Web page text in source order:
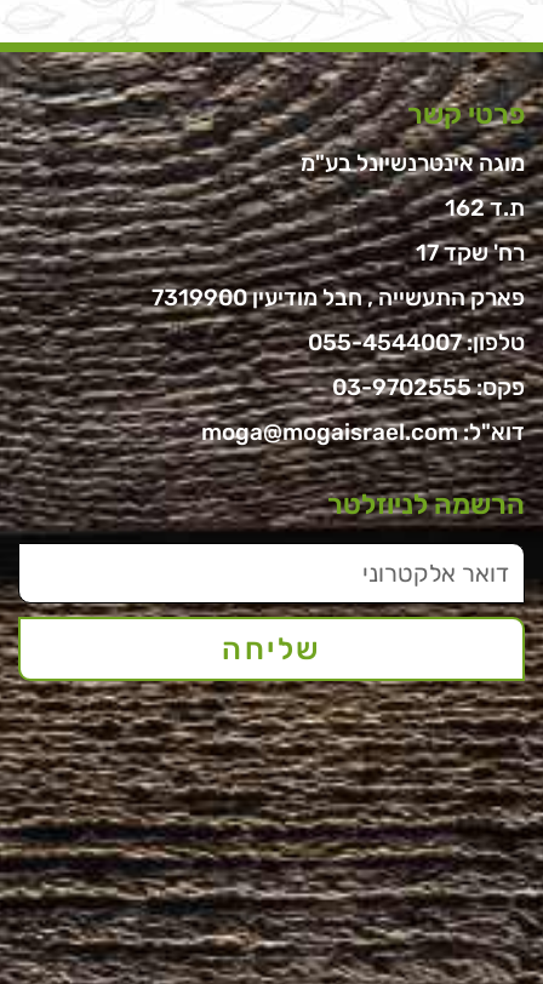
פרטי קשר
מוגה אינטרנשיונל בע"מ
ת.ד 162
רח' שקד 17
פארק התעשייה , חבל מודיעין 7319900
טלפון:055-4544007
פקס: 03-9702555
דוא"ל:moga@mogaisrael.com
הרשמה לניוזלטר
שליחה